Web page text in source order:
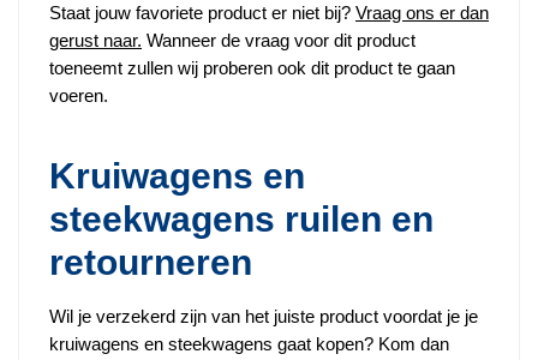
Staat jouw favoriete product er niet bij? Vraag ons er dan
gerust naar. Wanneer de vraag voor dit product
toeneemt zullen wij proberen ook dit product te gaan
voeren.
Kruiwagens en
steekwagens ruilen en
retourneren
Wil je verzekerd zijn van het juiste product voordat je je
kruiwagens en steekwagens gaat kopen? Kom dan